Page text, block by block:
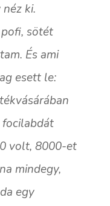
ki.
sötét
És ami
esett le:
volt, 8000-et
mindegy,
egy